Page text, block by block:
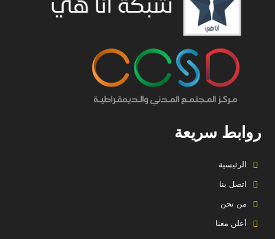
روابط سريعة
الرئيسية
اتصل بنا
من نحن
أعلن معنا